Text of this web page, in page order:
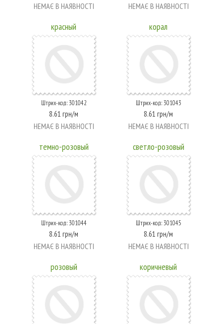
НЕМАЄ В НАЯВНОСТІ
НЕМАЄ В НАЯВНОСТІ
красный
Штрих-код: 301042
8.61 грн/м
НЕМАЄ В НАЯВНОСТІ
корал
Штрих-код: 301043
8.61 грн/м
НЕМАЄ В НАЯВНОСТІ
темно-розовый
Штрих-код: 301044
8.61 грн/м
НЕМАЄ В НАЯВНОСТІ
светло-розовый
Штрих-код: 301045
8.61 грн/м
НЕМАЄ В НАЯВНОСТІ
розовый коричневый